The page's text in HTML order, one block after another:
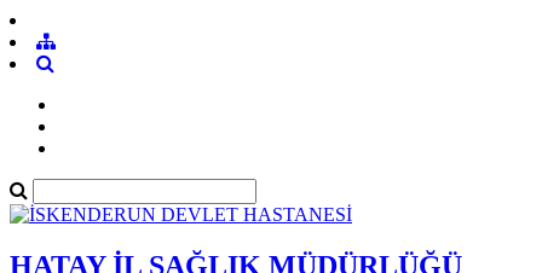
HATAY İL SAĞLIK MÜDÜRLÜĞÜ